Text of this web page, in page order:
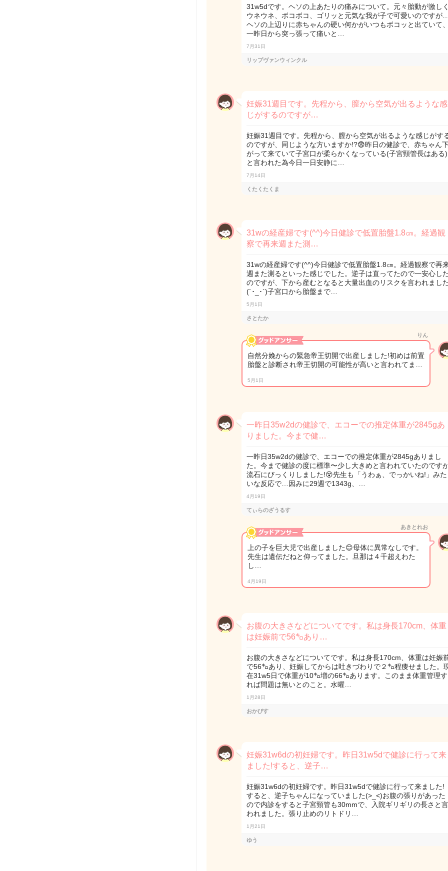
31w5dです。ヘソの上あたりの痛みについて。元々胎動が激し
ウネウネ、ボコボコ、ゴリッと元気な我が子で可愛いのですが
ヘソの上辺りに赤ちゃんの硬い何かがいつもボコッと出ていて
一昨日から突っ張って痛いと…
7月31日
リップヴァンウィンクル
妊娠31週目です。先程から、膣から空気が出るような感
じがするのですが…
妊娠31週目です。先程から、膣から空気が出るような感じがす
のですが、同じような方いますか!?😨昨日の健診で、赤ちゃん
がって来ていて子宮口が柔らかくなっている(子宮頸管長はある)
と言われた為今日一日安静に…
7月14日
くたくたくま
31wの経産婦です(^^)今日健診で低置胎盤1.8㎝。経過観
察で再来週また測…
31wの経産婦です(^^)今日健診で低置胎盤1.8㎝。経過観察で再
週また測るといった感じでした。逆子は直ってたので一安心し
のですが、下から産むとなると大量出血のリスクを言われまし
(´･_･`)子宮口から胎盤まで…
5月1日
さとたか
りん
自然分娩からの緊急帝王切開で出産しました!初めは前置
胎盤と診断され帝王切開の可能性が高いと言われてま…
5月1日
一昨日35w2dの健診で、エコーでの推定体重が2845gあ
りました。今まで健…
一昨日35w2dの健診で、エコーでの推定体重が2845gありまし
た。今まで健診の度に標準〜少し大きめと言われていたのです
流石にびっくりしました!😵先生も「うわぁ、でっかいね!」みた
いな反応で…因みに29週で1343g、…
4月19日
てぃらのざうるす
あきとれお
上の子を巨大児で出産しました😊母体に異常なしです。
先生は遺伝だねと仰ってました。旦那は４千超えわた
し…
4月19日
お腹の大きさなどについてです。私は身長170cm、体重
は妊娠前で56㌔あり…
お腹の大きさなどについてです。私は身長170cm、体重は妊娠
で56㌔あり、妊娠してからは吐きづわりで２㌔程痩せました。
在31w5日で体重が10㌔増の66㌔あります。このまま体重管理す
れば問題は無いとのこと。水曜…
1月28日
おかぴす
妊娠31w6dの初妊婦です。昨日31w5dで健診に行って来
ました!すると、逆子…
妊娠31w6dの初妊婦です。昨日31w5dで健診に行って来ました!
すると、逆子ちゃんになっていました(>_<)お腹の張りがあった
ので内診をすると子宮頸管も30mmで、入院ギリギリの長さと言
われました。張り止めのリトドリ…
1月21日
ゆう